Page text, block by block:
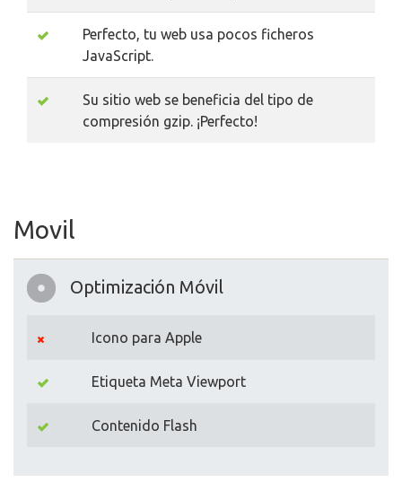
Perfecto, tu web usa pocos ficheros
JavaScript.
Su sitio web se beneficia del tipo de
compresión gzip. ¡Perfecto!
Movil
Optimización Móvil
Icono para Apple
Etiqueta Meta Viewport
Contenido Flash